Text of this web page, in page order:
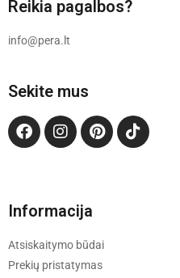
Reikia pagalbos?
info@pera.lt
Sekite mus
Informacija
Atsiskaitymo būdai
Prekių pristatymas